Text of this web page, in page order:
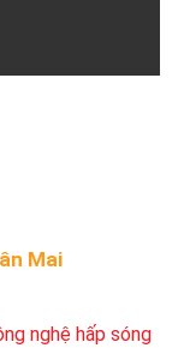
Mai
nghệ hấp sóng